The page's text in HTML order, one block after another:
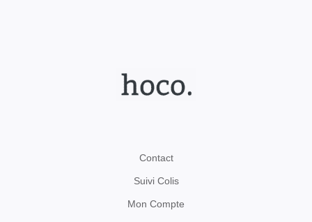
Contact
Suivi Colis
Mon Compte